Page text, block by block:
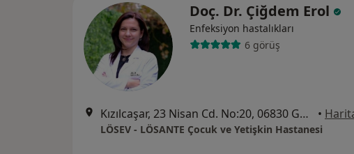
Doç. Dr. Çiğdem Erol
Enfeksiyon hastalıkları
6 görüş
Kızılcaşar, 23 Nisan Cd. No:20, 06830 Gölbaşı/Ankara, Ankara •
LÖSEV - LÖSANTE Çocuk ve Yetişkin Hastanesi